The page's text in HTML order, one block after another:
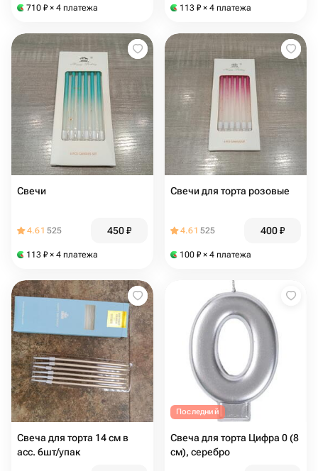
710 ₽ × 4 платежа 113 ₽ × 4 платежа
Свечи
4.61 525 450₽
113 ₽ × 4 платежа
Свечи для торта розовые
4.61 525 400₽
100 ₽ × 4 платежа
Свеча для торта 14 см в
асс. 6шт/упак
Последний
Свеча для торта Цифра 0 (8
см), серебро